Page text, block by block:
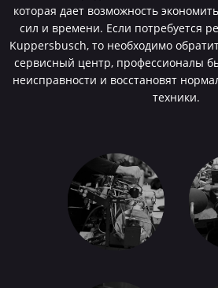
которая дает возможность
сил и времени. Если потребуется
Kuppersbusch, то необходимо
сервисный центр, профессионалы
неисправности и восстановят
техники.